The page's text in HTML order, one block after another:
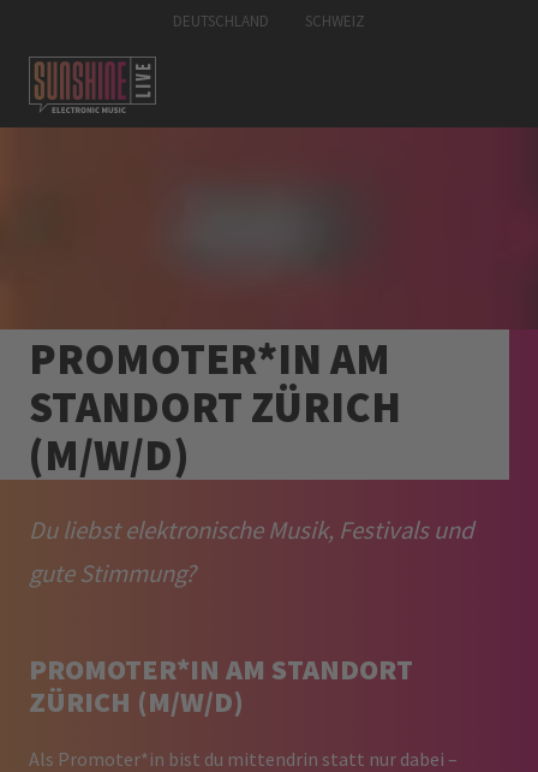
DEUTSCHLAND SCHWEIZ
PROMOTER*IN AM
STANDORT ZÜRICH
(M/W/D)
Du liebst elektronische Musik, Festivals und
gute Stimmung?
PROMOTER*IN AM STANDORT
ZÜRICH (M/W/D)
Als Promoter*in bist du mittendrin statt nur dabei –